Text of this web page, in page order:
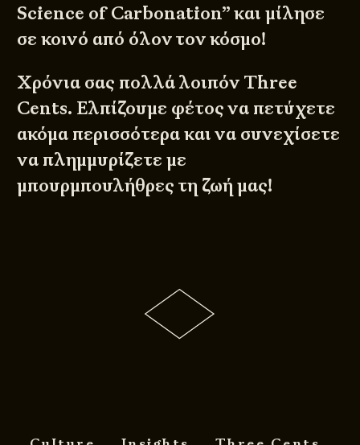
Science of Carbonation” και μίλησε
σε κοινό από όλον τον κόσμο!
Χρόνια σας πολλά λοιπόν Three
Cents. Ελπίζουμε φέτος να πετύχετε
ακόμα περισσότερα και να συνεχίσετε
να πλημμυρίζετε με
μπουρμπουλήθρες τη ζωή μας!